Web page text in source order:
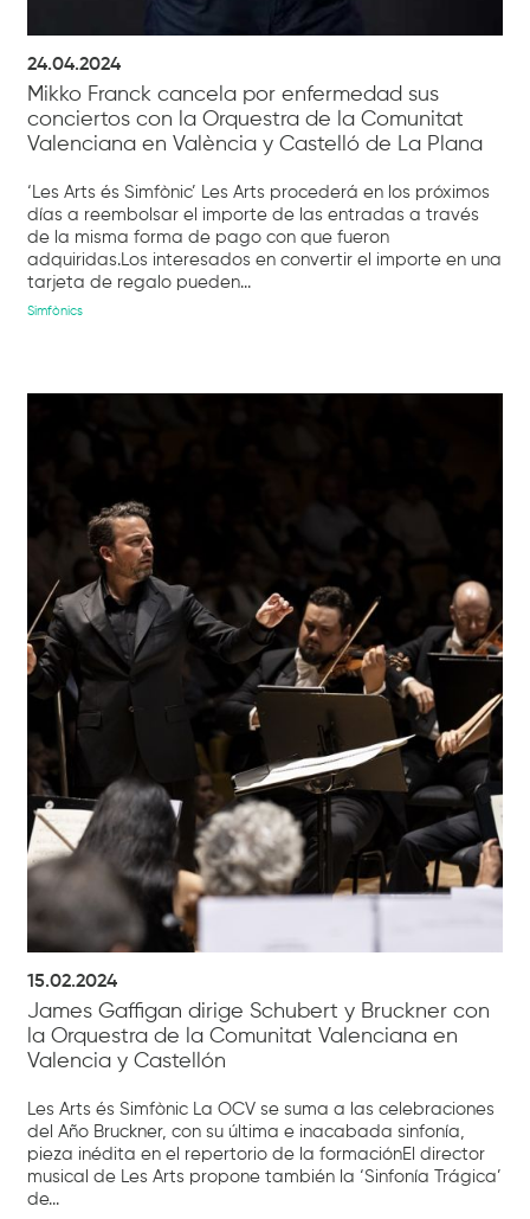
24.04.2024
Mikko Franck cancela por enfermedad sus
conciertos con la Orquestra de la Comunitat
Valenciana en València y Castelló de La Plana
‘Les Arts és Simfònic’ Les Arts procederá en los próximos
días a reembolsar el importe de las entradas a través
de la misma forma de pago con que fueron
adquiridas.Los interesados en convertir el importe en una
tarjeta de regalo pueden...
Simfònics
15.02.2024
James Gaffigan dirige Schubert y Bruckner con
la Orquestra de la Comunitat Valenciana en
Valencia y Castellón
Les Arts és Simfònic La OCV se suma a las celebraciones
del Año Bruckner, con su última e inacabada sinfonía,
pieza inédita en el repertorio de la formaciónEl director
musical de Les Arts propone también la ‘Sinfonía Trágica’
de...